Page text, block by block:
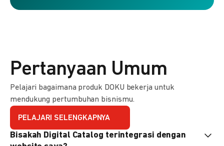
Pertanyaan Umum
Pelajari bagaimana produk DOKU bekerja untuk
mendukung pertumbuhan bisnismu.
PELAJARI SELENGKAPNYA
Bisakah Digital Catalog terintegrasi dengan